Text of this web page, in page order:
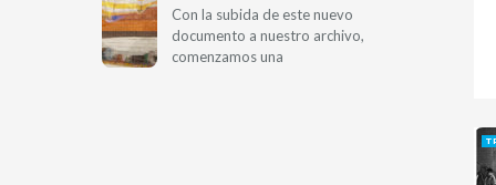
Con la subida de este nuevo
documento a nuestro archivo,
comenzamos una